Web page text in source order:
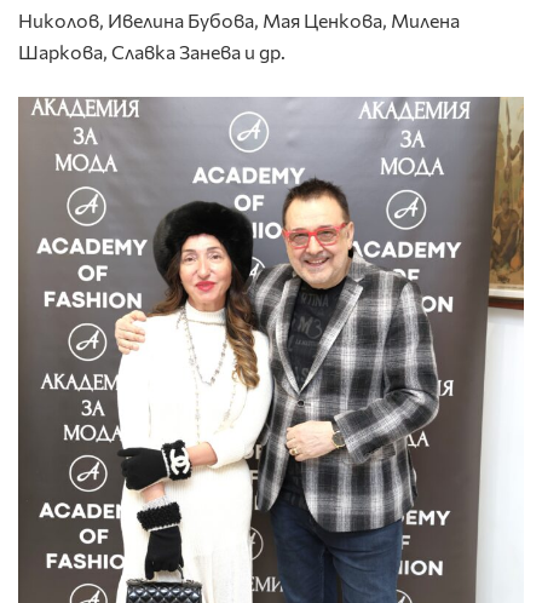
Николов, Ивелина Бубова, Мая Ценкова, Милена
Шаркова, Славка Занева и др.